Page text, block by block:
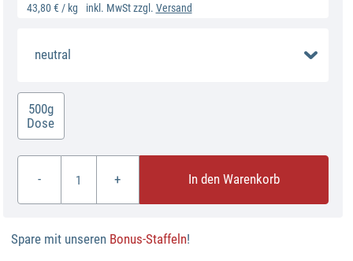
43,80 € / kg inkl. MwSt zzgl. Versand
neutral
500g
Dose
- + In den Warenkorb
Spare mit unseren Bonus-Staffeln!